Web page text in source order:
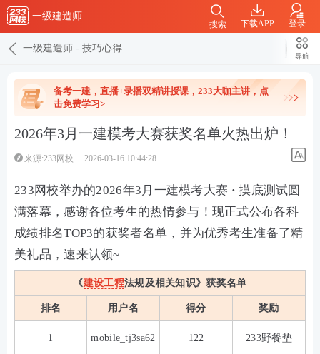
一级建造师
下载APP 登录
搜索
一级建造师 - 技巧心得
导航
备考一建，直播+录播双精讲授课，233大咖主讲，点
击免费学习>
2026年3月一建模考大赛获奖名单火热出炉！
来源:233网校 2026-03-16 10:44:28
233网校举办的2026年3月一建模考大赛 · 摸底测试圆
满落幕，感谢各位考生的热情参与！现正式公布各科
成绩排名TOP3的获奖者名单，并为优秀考生准备了精
美礼品，速来认领~
《建设工程法规及相关知识》获奖名单
排名 用户名 得分 奖励
1 mobile_tj3sa62 122 233野餐垫